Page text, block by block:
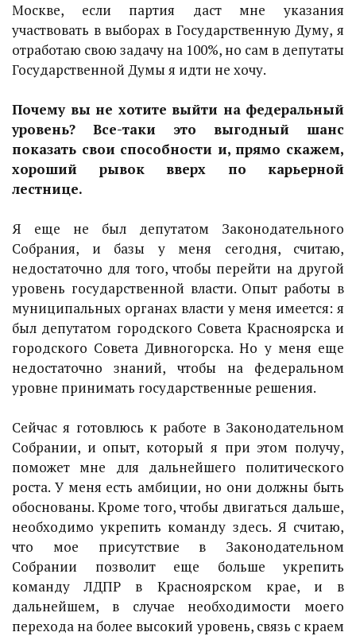
Москве, если партия даст мне указания
участвовать в выборах в Государственную Думу, я
отработаю свою задачу на 100%, но сам в депутаты
Государственной Думы я идти не хочу.
Почему вы не хотите выйти на федеральный
уровень? Все-таки это выгодный шанс
показать свои способности и, прямо скажем,
хороший рывок вверх по карьерной
лестнице.
Я еще не был депутатом Законодательного
Собрания, и базы у меня сегодня, считаю,
недостаточно для того, чтобы перейти на другой
уровень государственной власти. Опыт работы в
муниципальных органах власти у меня имеется: я
был депутатом городского Совета Красноярска и
городского Совета Дивногорска. Но у меня еще
недостаточно знаний, чтобы на федеральном
уровне принимать государственные решения.
Сейчас я готовлюсь к работе в Законодательном
Собрании, и опыт, который я при этом получу,
поможет мне для дальнейшего политического
роста. У меня есть амбиции, но они должны быть
обоснованы. Кроме того, чтобы двигаться дальше,
необходимо укрепить команду здесь. Я считаю,
что мое присутствие в Законодательном
Собрании позволит еще больше укрепить
команду ЛДПР в Красноярском крае, и в
дальнейшем, в случае необходимости моего
перехода на более высокий уровень, связь с краем